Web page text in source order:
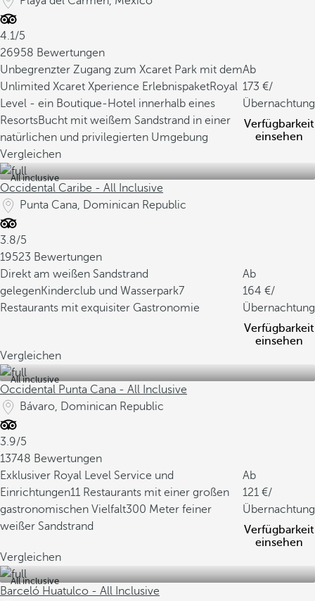
4.1/5
26958 Bewertungen
Unbegrenzter Zugang zum Xcaret Park mit dem
Unlimited Xcaret Xperience ErlebnispaketRoyal
Level - ein Boutique-Hotel innerhalb eines
ResortsBucht mit weißem Sandstrand in einer
natürlichen und privilegierten Umgebung
Ab
173
/
Übernachtung
Verfügbarkeit
einsehen
Vergleichen
All inclusive
Occidental Caribe - All Inclusive
Punta Cana, Dominican Republic
3.8/5
19523 Bewertungen
Direkt am weißen Sandstrand
gelegenKinderclub und Wasserpark7
Restaurants mit exquisiter Gastronomie
Ab
164
/
Übernachtung
Verfügbarkeit
einsehen
Vergleichen
All inclusive
Occidental Punta Cana - All Inclusive
Bávaro, Dominican Republic
3.9/5
13748 Bewertungen
Exklusiver Royal Level Service und
Einrichtungen11 Restaurants mit einer großen
gastronomischen Vielfalt300 Meter feiner
weißer Sandstrand
Ab
121
/
Übernachtung
Verfügbarkeit
einsehen
Vergleichen
All inclusive
Barceló Huatulco - All Inclusive